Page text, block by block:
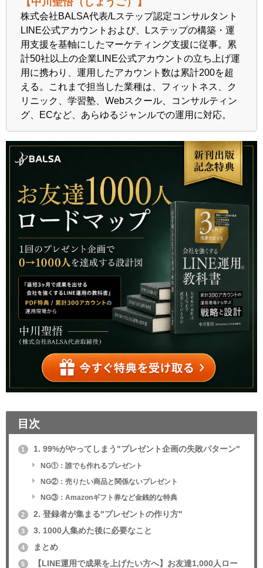
株式会社BALSA代表/Lステップ認定コンサルタント
LINE公式アカウントおよび、Lステップの構築・運
用支援を基軸にしたマーケティング支援に従事。累
計50社以上の企業LINE公式アカウントの立ち上げ運
用に携わり、運用したアカウント数は累計200を超
える。これまで担当した業種は、フィットネス、ク
リニック、学習塾、Webスクール、コンサルティン
グ、ECなど 、あらゆるジャンルでの運用に対応
目次
1 1. 99%がやってしまう"プレゼント企画の失敗パターン"
NG①：誰でも作れるプレゼント
NG②：売りたい商品と関係ないプレゼント
NG③：Amazonギフト券など金銭的な特典
2 2. 登録者が集まる"プレゼントの作り方"
3 3. 1000人集めた後に必要なこと
4 まとめ
5 【LINE運用で成果を上げたい方へ】お友達1,000人ロー